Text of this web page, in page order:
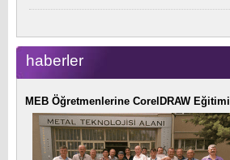
haberler
MEB Öğretmenlerine CorelDRAW Eğitimi